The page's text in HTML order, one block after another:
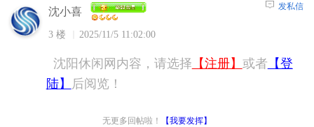
沈小喜
3 楼 2025/11/5 11:02:00
发私信
沈阳休闲网内容，请选择 【注册】 或者 【登
陆】
后阅览！
无更多回帖啦！ 【我要发挥】